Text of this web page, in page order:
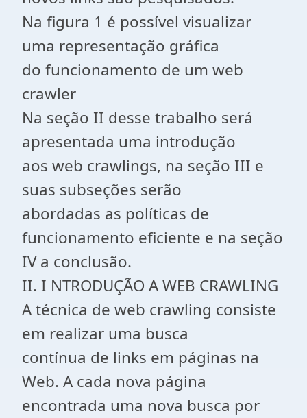
Na figura 1 é possível visualizar
uma representação gráfica
do funcionamento de um web
crawler
Na seção II desse trabalho será
apresentada uma introdução
aos web crawlings, na seção III e
suas subseções serão
abordadas as políticas de
funcionamento eficiente e na seção
IV a conclusão.
II. I NTRODUÇÃO A WEB CRAWLING
A técnica de web crawling consiste
em realizar uma busca
contínua de links em páginas na
Web. A cada nova página
encontrada uma nova busca por